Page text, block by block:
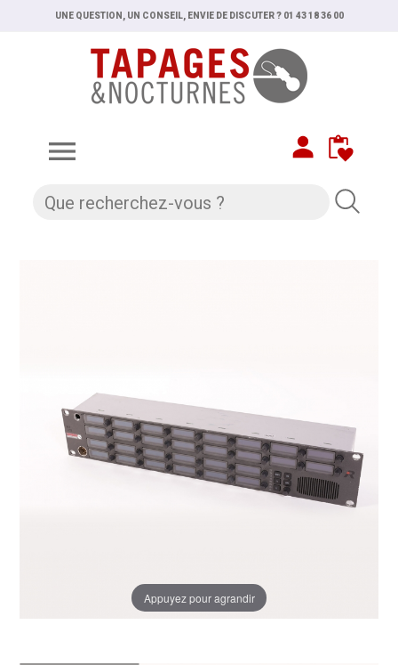
UNE QUESTION, UN CONSEIL, ENVIE DE DISCUTER ? 01 43 18 36 00

Appuyez pour agrandir